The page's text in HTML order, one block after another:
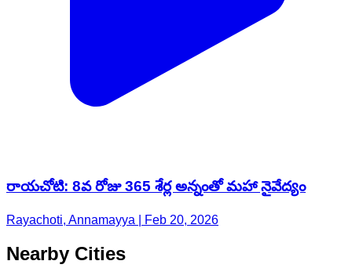
రాయచోటి: 8వ రోజు 365 శేర్ల అన్నంతో మహా నైవేద్యం
Rayachoti, Annamayya | Feb 20, 2026
Nearby Cities